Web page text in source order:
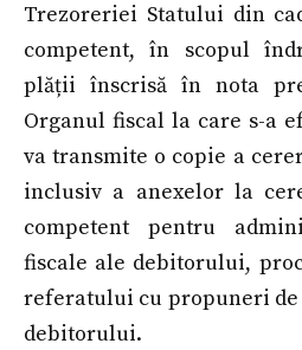
Trezoreriei Statului din
competent, în scopul
plății înscrisă în nota
Organul fiscal la care s-a
va transmite o copie a
inclusiv a anexelor la
competent pentru
fiscale ale debitorului,
referatului cu propuneri
debitorului.